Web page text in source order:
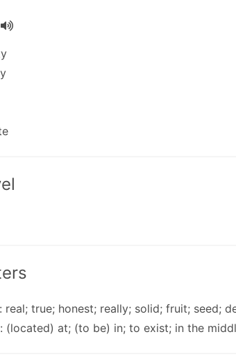
real; true; honest; really; solid; fruit; seed;
(located) at; (to be) in; to exist; in the